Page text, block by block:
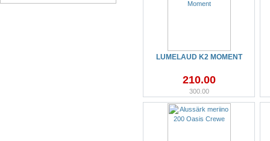
LUMELAUD K2 MOMENT
210.00
300.00